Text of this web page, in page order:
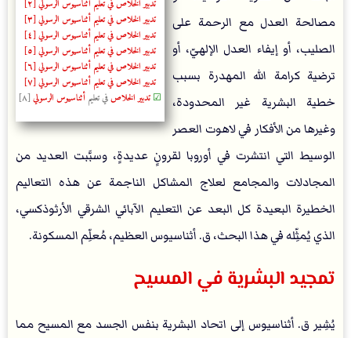
تدبير الخلاص في تعليم أثناسيوس الرسولي [۲]
تدبير الخلاص في تعليم أثناسيوس الرسولي [٣]
تدبير الخلاص في تعليم أثناسيوس الرسولي [٤]
تدبير الخلاص في تعليم أثناسيوس الرسولي [٥]
تدبير الخلاص في تعليم أثناسيوس الرسولي [٦]
تدبير الخلاص في تعليم أثناسيوس الرسولي [٧]
☑ تدبير الخلاصفي تعليم أثناسيوس الرسولي [٨]
مصالحة العدل مع الرحمة على
الصليب، أو إيفاء العدل الإلهيّ، أو
ترضية كرامة الله المهدرة بسبب
خطية البشرية غير المحدودة،
وغيرها من الأفكار في لاهوت العصر
الوسيط التي انتشرت في أوروبا لقرونٍ عديدةٍ، وسبَّبت العديد من
المجادلات والمجامع لعلاج المشاكل الناجمة عن هذه التعاليم
الخطيرة البعيدة كل البعد عن التعليم الآبائي الشرقي الأرثوذكسي،
الذي يُمثِّله في هذا البحث، ق. أثناسيوس العظيم، مُعلِّم المسكونة.
تمجيد البشرية في المسيح
يُشِير ق. أثناسيوس إلى اتحاد البشرية بنفس الجسد مع المسيح مما